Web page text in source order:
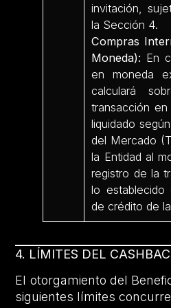
invitación,
la Sección 4.
Compras
Moneda): En
en moneda
calculará
transacción
liquidado
del Mercado
la Entidad al
registro de la
lo
de crédito de
4. LÍMITES DEL
El otorgamiento del
siguientes límites